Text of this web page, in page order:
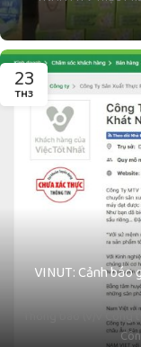
23
TH3
VINUT: Cảnh
Thông báo (v/v